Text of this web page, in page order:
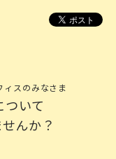
ィスのみなさま
ついて
んか？